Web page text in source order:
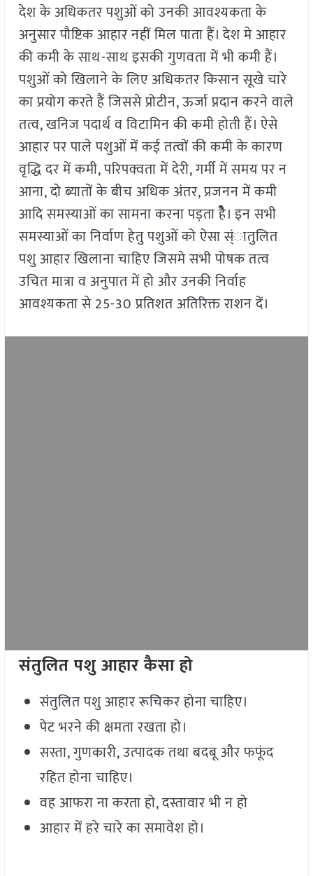
देश के अधिकतर पशुओं को उनकी आवश्यकता के
अनुसार पौष्टिक आहार नहीं मिल पाता हैं। देश मे आहार
की कमी के साथ-साथ इसकी गुणवता में भी कमी हैं।
पशुओं को खिलाने के लिए अधिकतर किसान सूखे चारे
का प्रयोग करते हैं जिससे प्रोटीन, ऊर्जा प्रदान करने वाले
तत्व, खनिज पदार्थ व विटामिन की कमी होती हैं। ऐसे
आहार पर पाले पशुओं में कई तत्वों की कमी के कारण
वृद्धि दर में कमी, परिपक्वता में देरी, गर्मी में समय पर न
आना, दो ब्यातों के बीच अधिक अंतर, प्रजनन में कमी
आदि समस्याओं का सामना करना पड़ता हैेै। इन सभी
समस्याओं का निर्वाण हेतु पशुओं को ऐसा स्ंातुलित
पशु आहार खिलाना चाहिए जिसमे सभी पोषक तत्व
उचित मात्रा व अनुपात में हो और उनकी निर्वाह
आवश्यकता से 25-30 प्रतिशत अतिरिक्त राशन दें।
संतुलित पशु आहार कैसा हो
संतुलित पशु आहार रूचिकर होना चाहिए।
पेट भरने की क्षमता रखता हो।
सस्ता, गुणकारी, उत्पादक तथा बदबू और फफूंद
रहित होना चाहिए।
वह आफरा ना करता हो, दस्तावार भी न हो
आहार में हरे चारे का समावेश हो।